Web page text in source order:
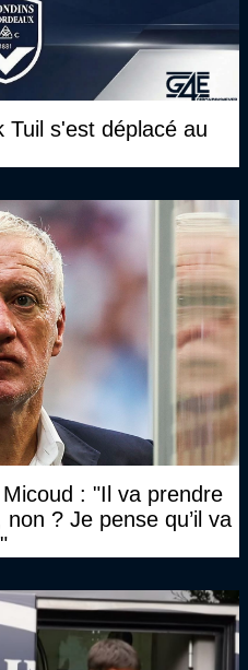
Tuil s'est déplacé au
: "Il va prendre
? Je pense qu’il va